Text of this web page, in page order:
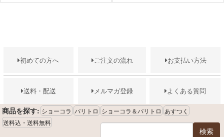
初めての方へ ご注文の流れ お支払い方法
送料・配送 メルマガ登録 よくある質問
商品を探す: ショーコラ パリトロ ショーコラ＆パリトロ あすつく
送料込・送料無料
検索